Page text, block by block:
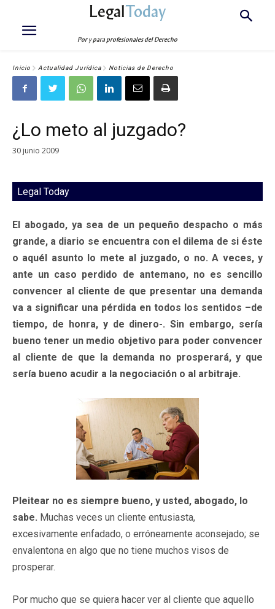
LegalToday
Por y para profesionales del Derecho
Inicio Actualidad Jurídica Noticias de Derecho
¿Lo meto al juzgado?
30 junio 2009
Legal Today
El abogado, ya sea de un pequeño despacho o más
grande, a diario se encuentra con el dilema de si éste
o aquél asunto lo mete al juzgado, o no. A veces, y
ante un caso perdido de antemano, no es sencillo
convencer al cliente de que presentar una demanda
va a significar una pérdida en todos los sentidos –de
tiempo, de honra, y de dinero-. Sin embargo, sería
bueno tener un medio objetivo para poder convencer
al cliente de que la demanda no prosperará, y que
sería bueno acudir a la negociación o al arbitraje.
Pleitear no es siempre bueno, y usted, abogado, lo
sabe. Muchas veces un cliente entusiasta,
excesivamente enfadado, o erróneamente aconsejado; se
envalentona en algo que no tiene muchos visos de
prosperar.
Por mucho que se quiera hacer ver al cliente que aquello